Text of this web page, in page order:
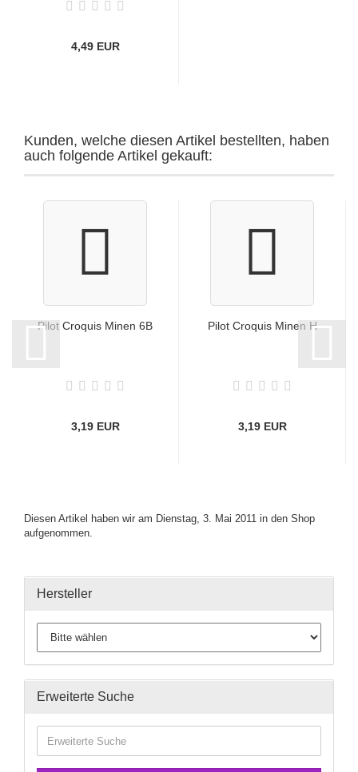
4,49 EUR
Kunden, welche diesen Artikel bestellten, haben
auch folgende Artikel gekauft:
Pilot Croquis Minen 6B
3,19 EUR
Pilot Croquis Minen H
3,19 EUR
Diesen Artikel haben wir am Dienstag, 3. Mai 2011 in den Shop
aufgenommen.
Hersteller
Erweiterte Suche